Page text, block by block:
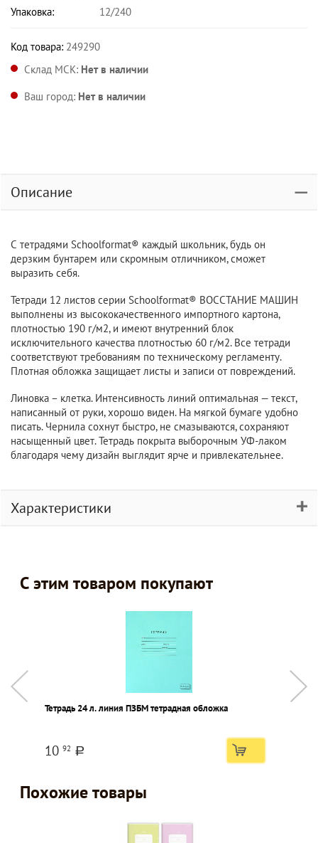
Упаковка:
12/240
Код товара: 249290
Склад МСК: Нет в наличии
Ваш город: Нет в наличии
Описание
С тетрадями Schoolformat® каждый школьник, будь он
дерзким бунтарем или скромным отличником, сможет
выразить себя.
Тетради 12 листов серии Schoolformat® ВОССТАНИЕ МАШИН
выполнены из высококачественного импортного картона,
плотностью 190 г/м2, и имеют внутренний блок
исключительного качества плотностью 60 г/м2. Все тетради
соответствуют требованиям по техническому регламенту.
Плотная обложка защищает листы и записи от повреждений.
Линовка – клетка. Интенсивность линий оптимальная — текст,
написанный от руки, хорошо виден. На мягкой бумаге удобно
писать. Чернила сохнут быстро, не смазываются, сохраняют
насыщенный цвет. Тетрадь покрыта выборочным УФ-лаком
благодаря чему дизайн выглядит ярче и привлекательнее.
Характеристики
С этим товаром покупают
Тетрадь 24 л. линия ПЗБМ тетрадная обложка
10 92 a
Похожие товары